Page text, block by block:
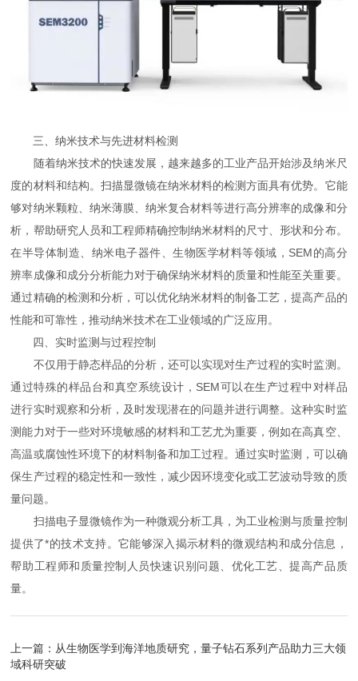
三、纳米技术与先进材料检测
随着纳米技术的快速发展，越来越多的工业产品开始涉及纳米尺
度的材料和结构。扫描显微镜在纳米材料的检测方面具有优势。它能
够对纳米颗粒、纳米薄膜、纳米复合材料等进行高分辨率的成像和分
析，帮助研究人员和工程师精确控制纳米材料的尺寸、形状和分布。
在半导体制造、纳米电子器件、生物医学材料等领域，SEM的高分
辨率成像和成分分析能力对于确保纳米材料的质量和性能至关重要。
通过精确的检测和分析，可以优化纳米材料的制备工艺，提高产品的
性能和可靠性，推动纳米技术在工业领域的广泛应用。
四、实时监测与过程控制
不仅用于静态样品的分析，还可以实现对生产过程的实时监测。
通过特殊的样品台和真空系统设计，SEM可以在生产过程中对样品
进行实时观察和分析，及时发现潜在的问题并进行调整。这种实时监
测能力对于一些对环境敏感的材料和工艺尤为重要，例如在高真空、
高温或腐蚀性环境下的材料制备和加工过程。通过实时监测，可以确
保生产过程的稳定性和一致性，减少因环境变化或工艺波动导致的质
量问题。
扫描电子显微镜作为一种微观分析工具，为工业检测与质量控制
提供了*的技术支持。它能够深入揭示材料的微观结构和成分信息，
帮助工程师和质量控制人员快速识别问题、优化工艺、提高产品质
量。
上一篇： 从生物医学到海洋地质研究，量子钻石系列产品助力三大领
域科研突破